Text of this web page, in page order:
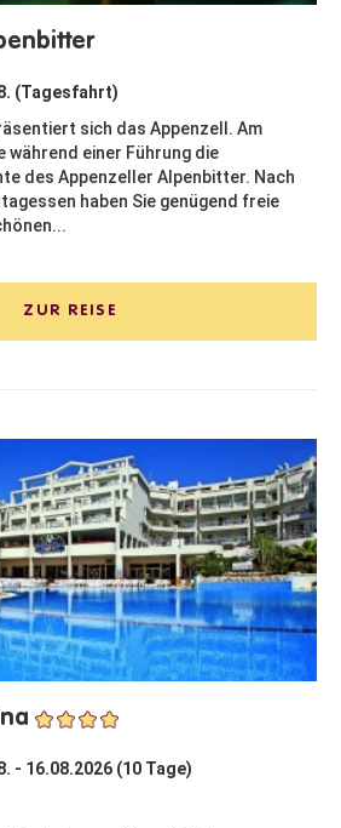
(Tagesfahrt)
sich das Appenzell. Am
einer Führung die
des Appenzeller Alpenbitter. Nach
haben Sie genügend freie
ZUR REISE
- 16.08.2026 (10 Tage)